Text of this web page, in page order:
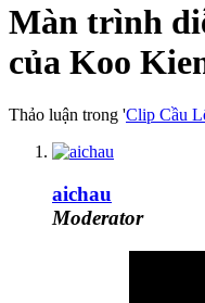
Màn trình
của Koo
Thảo luận trong 'Clip Cầu
aichau
Moderator